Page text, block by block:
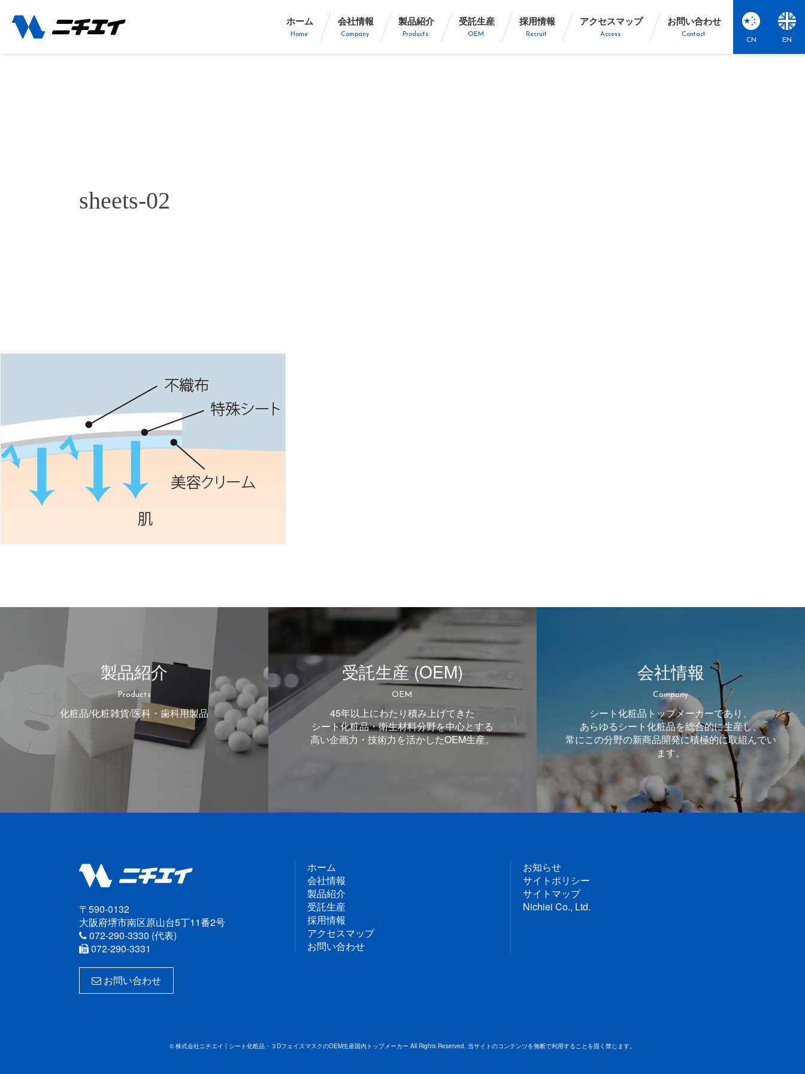
EN
CN
ホーム
Home
会社情報
Company
製品紹介
Products
受託生産
OEM
採用情報
Recruit
アクセスマップ
Access
お問い合わせ
Contact
sheets-02
製品紹介
Products
化粧品/化粧雑貨/医科・歯科用製品
受託生産 (OEM)
OEM
45年以上にわたり積み上げてきた
シート化粧品・衛生材料分野を中心とする
高い企画力・技術力を活かしたOEM生産。
会社情報
Company
シート化粧品トップメーカーであり、
あらゆるシート化粧品を総合的に生産し、
常にこの分野の新商品開発に積極的に取組んでい
ます。
〒590-0132
大阪府堺市南区原山台5丁11番2号
072-290-3330 (代表)
072-290-3331
お問い合わせ
ホーム
会社情報
製品紹介
受託生産
採用情報
アクセスマップ
お問い合わせ
お知らせ
サイトポリシー
サイトマップ
Nichiei Co., Ltd.
© 株式会社ニチエイ | シート化粧品・３DフェイスマスクのOEM生産国内トップメーカー All Rights Reserved. 当サイトのコンテンツを無断で利用することを固く禁じます。